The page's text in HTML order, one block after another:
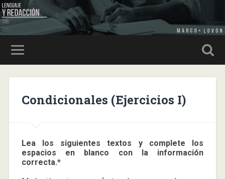
Condicionales (Ejercicios I)
Lea los siguientes textos y complete los
espacios en blanco con la información
correcta.*